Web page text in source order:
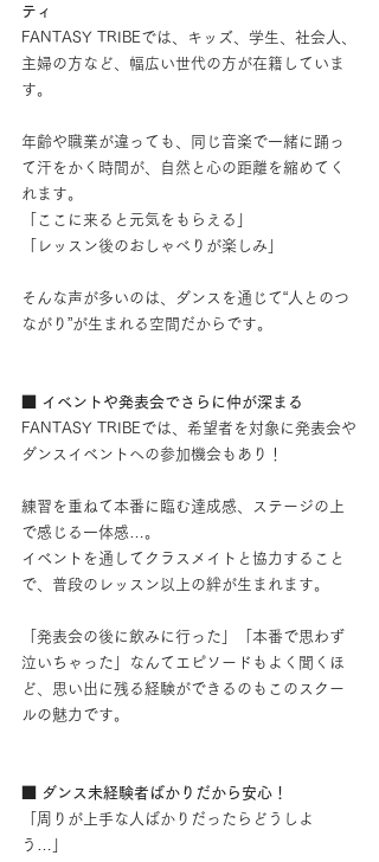
ティ
FANTASY TRIBEでは、キッズ、学生、社会人、
主婦の方など、幅広い世代の方が在籍していま
す。
年齢や職業が違っても、同じ音楽で一緒に踊っ
て汗をかく時間が、自然と心の距離を縮めてく
れます。
「ここに来ると元気をもらえる」
「レッスン後のおしゃべりが楽しみ」
そんな声が多いのは、ダンスを通じて“人とのつ
ながり”が生まれる空間だからです。
■ イベントや発表会でさらに仲が深まる
FANTASY TRIBEでは、希望者を対象に発表会や
ダンスイベントへの参加機会もあり！
練習を重ねて本番に臨む達成感、ステージの上
で感じる一体感…。
イベントを通してクラスメイトと協力すること
で、普段のレッスン以上の絆が生まれます。
「発表会の後に飲みに行った」「本番で思わず
泣いちゃった」なんてエピソードもよく聞くほ
ど、思い出に残る経験ができるのもこのスクー
ルの魅力です。
■ ダンス未経験者ばかりだから安心！
「周りが上手な人ばかりだったらどうしよ
う…」